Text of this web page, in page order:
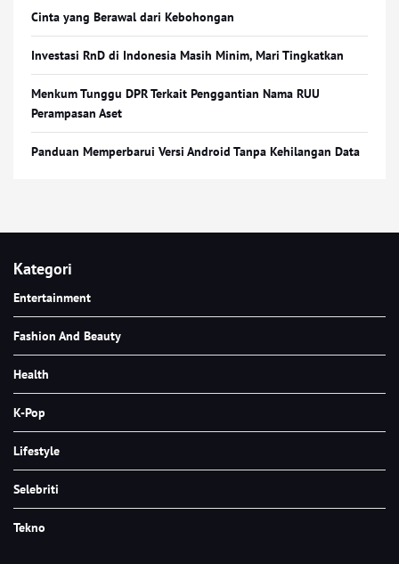
Cinta yang Berawal dari Kebohongan
Investasi RnD di Indonesia Masih Minim, Mari Tingkatkan
Menkum Tunggu DPR Terkait Penggantian Nama RUU
Perampasan Aset
Panduan Memperbarui Versi Android Tanpa Kehilangan Data
Kategori
Entertainment
Fashion And Beauty
Health
K-Pop
Lifestyle
Selebriti
Tekno